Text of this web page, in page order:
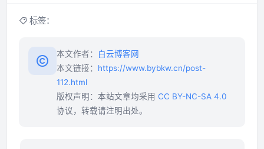
标签：
本文作者：
白云博客网
本文链接： https://www.bybkw.cn/post-
112.html
版权声明：本站文章均采用 CC BY-NC-SA 4.0
协议，转载请注明出处。